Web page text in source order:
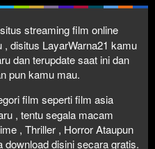
streaming film online
disitus LayarWarna21 kamu
dan terupdate saat ini dan
pun kamu mau.
film seperti film asia
, tentu segala macam
, Thriller , Horror Ataupun
disini secara gratis.